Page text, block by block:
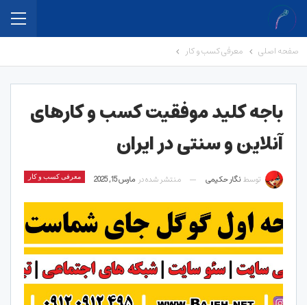
صفحه اصلی معرفی کسب و کار
باجه کلید موفقیت کسب و کارهای
آنلاین و سنتی در ایران
معرفی کسب و کار توسط نگار حکیمی منتشر شده در مارس 15, 2025